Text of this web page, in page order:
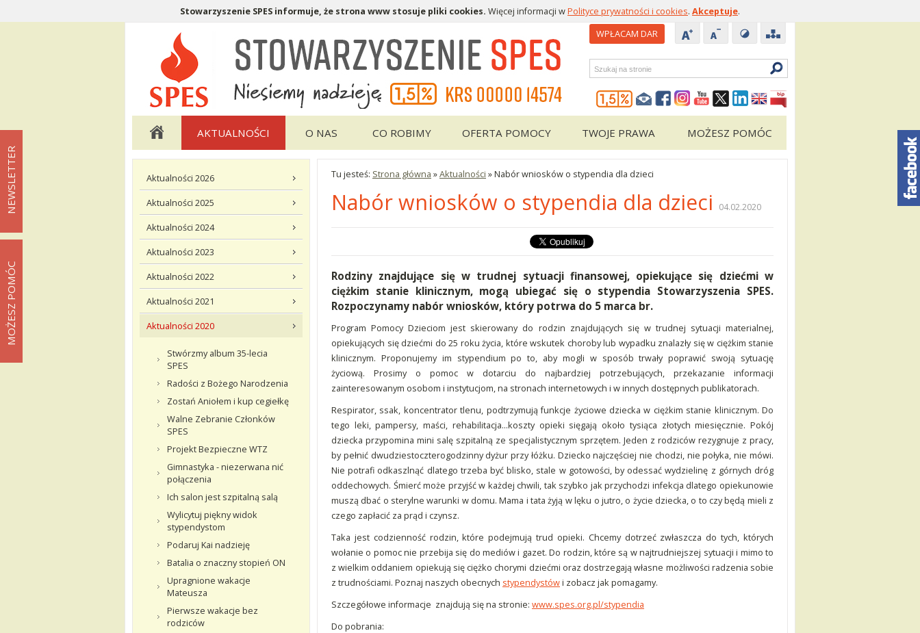
Stowarzyszenie SPES informuje, że strona www stosuje pliki cookies. Więcej informacji wPolityce prywatności i cookies. Akceptuje.
Menu pomocnicze
WPŁACAM DAR
Wyszukiwarka
Menu główne
AKTUALNOŚCI O NAS CO ROBIMY OFERTA POMOCY TWOJE PRAWA MOŻESZ POMÓC
Menu podstrony Aktualności
Aktualności 2026
Aktualności 2025
Aktualności 2024
Aktualności 2023
Aktualności 2022
Aktualności 2021
Aktualności 2020
Stwórzmy album 35-lecia
SPES
Radości z Bożego Narodzenia
Zostań Aniołem i kup cegiełkę
Walne Zebranie Członków
SPES
Projekt Bezpieczne WTZ
Gimnastyka - niezerwana nić
połączenia
Ich salon jest szpitalną salą
Wylicytuj piękny widok
stypendystom
Podaruj Kai nadzieję
Batalia o znaczny stopień ON
Upragnione wakacje
Mateusza
Pierwsze wakacje bez
rodziców
Tu jesteś: Strona główna »Aktualności »Nabór wniosków o stypendia dla dzieci
Nabór wniosków o stypendia dla dzieci 04.02.2020
Rodziny znajdujące się w trudnej sytuacji finansowej, opiekujące się dziećmi w
ciężkim stanie klinicznym, mogą ubiegać się o stypendia Stowarzyszenia SPES.
Rozpoczynamy nabór wniosków, który potrwa do 5 marca br.
Program Pomocy Dzieciom jest skierowany do rodzin znajdujących się w trudnej sytuacji materialnej,
opiekujących się dziećmi do 25 roku życia, które wskutek choroby lub wypadku znalazły się w ciężkim stanie
klinicznym. Proponujemy im stypendium po to, aby mogli w sposób trwały poprawić swoją sytuację
życiową. Prosimy o pomoc w dotarciu do najbardziej potrzebujących, przekazanie informacji
zainteresowanym osobom i instytucjom, na stronach internetowych i w innych dostępnych publikatorach.
Respirator, ssak, koncentrator tlenu, podtrzymują funkcje życiowe dziecka w ciężkim stanie klinicznym. Do
tego leki, pampersy, maści, rehabilitacja…koszty opieki sięgają około tysiąca złotych miesięcznie. Pokój
dziecka przypomina mini salę szpitalną ze specjalistycznym sprzętem. Jeden z rodziców rezygnuje z pracy,
by pełnić dwudziestoczterogodzinny dyżur przy łóżku. Dziecko najczęściej nie chodzi, nie połyka, nie mówi.
Nie potrafi odkaszlnąć dlatego trzeba być blisko, stale w gotowości, by odessać wydzielinę z górnych dróg
oddechowych. Śmierć może przyjść w każdej chwili, tak szybko jak przychodzi infekcja dlatego opiekunowie
muszą dbać o sterylne warunki w domu. Mama i tata żyją w lęku o jutro, o życie dziecka, o to czy będą mieli z
czego zapłacić za prąd i czynsz.
Taka jest codzienność rodzin, które podejmują trud opieki. Chcemy dotrzeć zwłaszcza do tych, których
wołanie o pomoc nie przebija się do mediów i gazet. Do rodzin, które są w najtrudniejszej sytuacji i mimo to
z wielkim oddaniem opiekują się ciężko chorymi dziećmi oraz dostrzegają własne możliwości radzenia sobie
z trudnościami. Poznaj naszych obecnych stypendystówi zobacz jak pomagamy.
Szczegółowe informacje znajdują się na stronie: www.spes.org.pl/stypendia
Do pobrania:
NEWSLETTER
MOŻESZ POMÓC